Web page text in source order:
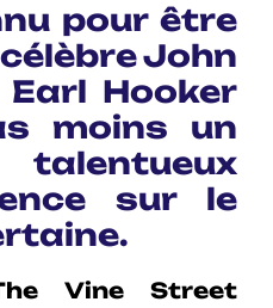
pour être
John
Earl Hooker
moins un
sur le
Vine Street